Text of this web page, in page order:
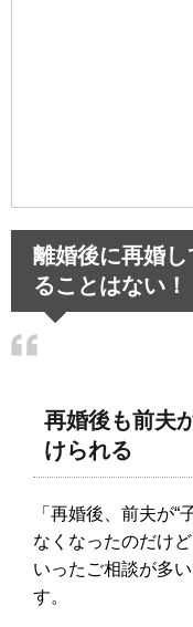
離婚後に再婚
ることはない！
再婚後も前夫
けられる
「再婚後、前夫が
なくなったのだけ
いったご相談が多
す。